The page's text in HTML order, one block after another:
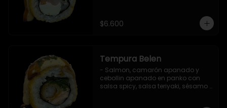
$6.600
Tempura Belen
- Salmon, camarón apanado y
cebollin apanado en panko con
salsa spicy, salsa teriyaki, sésamo